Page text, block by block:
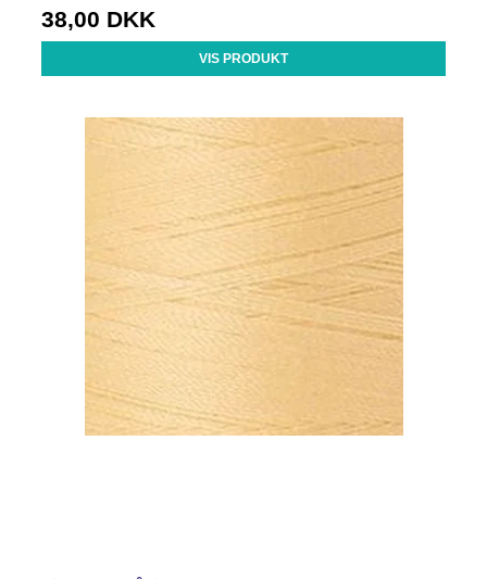
38,00 DKK
VIS PRODUKT